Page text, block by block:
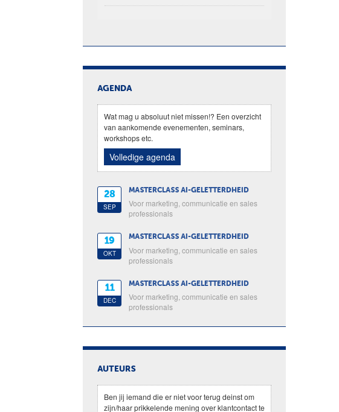
AGENDA
Wat mag u absoluut niet missen!? Een overzicht
van aankomende evenementen, seminars,
workshops etc.
Volledige agenda
28
SEP
MASTERCLASS AI-GELETTERDHEID
Voor marketing, communicatie en sales
professionals
19
OKT
MASTERCLASS AI-GELETTERDHEID
Voor marketing, communicatie en sales
professionals
11
DEC
MASTERCLASS AI-GELETTERDHEID
Voor marketing, communicatie en sales
professionals
AUTEURS
Ben jij iemand die er niet voor terug deinst om
zijn/haar prikkelende mening over klantcontact te